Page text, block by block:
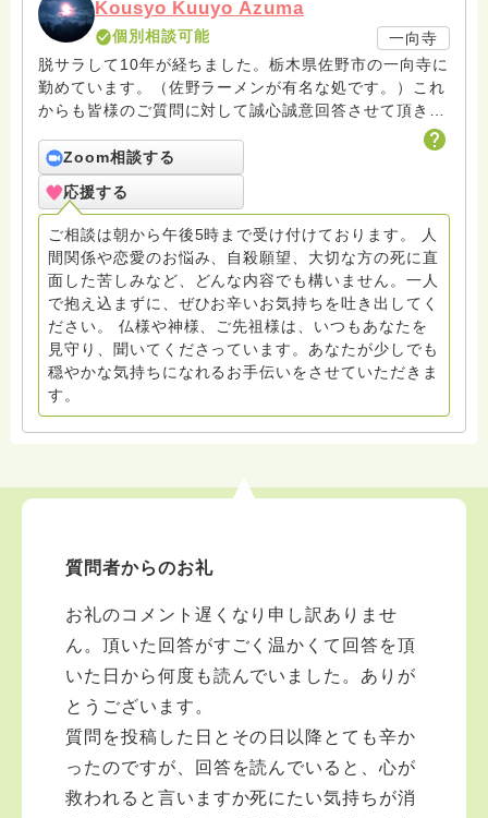
Kousyo Kuuyo Azuma
個別相談可能
一向寺
脱サラして10年が経ちました。栃木県佐野市の一向寺に
勤めています。（佐野ラーメンが有名な処です。）これ
からも皆様のご質問に対して誠心誠意回答させて頂きた
いと存じます。まだまだ修行中の身ですので至らぬ点あ
ろうかとは存じますが共に精進して参りましょうね。お
寺にもお気軽に遊びに来てください。
Zoom相談する
応援する
ご相談は朝から午後5時まで受け付けております。 人
間関係や恋愛のお悩み、自殺願望、大切な方の死に直
面した苦しみなど、どんな内容でも構いません。一人
で抱え込まずに、ぜひお辛いお気持ちを吐き出してく
ださい。 仏様や神様、ご先祖様は、いつもあなたを
見守り、聞いてくださっています。あなたが少しでも
穏やかな気持ちになれるお手伝いをさせていただきま
す。
質問者からのお礼
お礼のコメント遅くなり申し訳ありませ
ん。頂いた回答がすごく温かくて回答を頂
いた日から何度も読んでいました。ありが
とうございます。
質問を投稿した日とその日以降とても辛か
ったのですが、回答を読んでいると、心が
救われると言いますか死にたい気持ちが消